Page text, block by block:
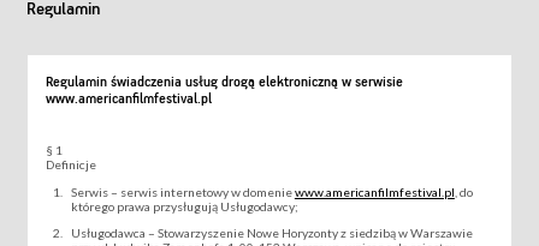
Regulamin
Regulamin świadczenia usług drogą elektroniczną w serwisie
www.americanfilmfestival.pl
§ 1
Definicje
Serwis – serwis internetowy w domeniewww.americanfilmfestival.pl , do
którego prawa przysługują Usługodawcy;
Usługodawca – Stowarzyszenie Nowe Horyzonty z siedzibą w Warszawie